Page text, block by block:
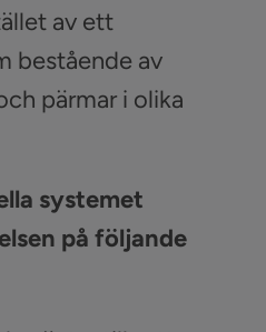
av ett
bestående av
pärmar i olika
systemet
på följande